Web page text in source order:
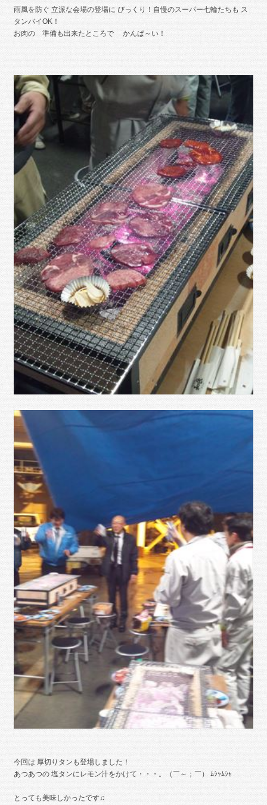
雨風を防ぐ 立派な会場の登場に びっくり！自慢のスーパー七輪たちも ス
タンバイOK！
お肉の 準備も出来たところで かんぱ～い！
今回は 厚切りタンも登場しました！
あつあつの 塩タンにレモン汁をかけて・・・。（￣～；￣） ﾑｼｬﾑｼｬ
とっても美味しかったです♫